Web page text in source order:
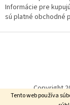
Tento web používa
Informácie pre
sú platné obchodné
Copyright